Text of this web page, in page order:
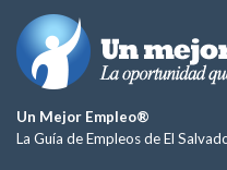
Un Mejor Empleo®
La Guía de Empleos de El